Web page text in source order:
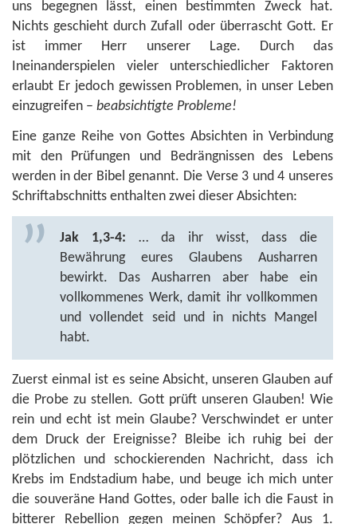
uns begegnen lässt, einen bestimmten Zweck hat.
Nichts geschieht durch Zufall oder überrascht Gott. Er
ist immer Herr unserer Lage. Durch das
Ineinanderspielen vieler unterschiedlicher Faktoren
erlaubt Er jedoch gewissen Problemen, in unser Leben
einzugreifen – beabsichtigte Probleme!
Eine ganze Reihe von Gottes Absichten in Verbindung
mit den Prüfungen und Bedrängnissen des Lebens
werden in der Bibel genannt. Die Verse 3 und 4 unseres
Schriftabschnitts enthalten zwei dieser Absichten:
Jak 1,3-4: … da ihr wisst, dass die
Bewährung eures Glaubens Ausharren
bewirkt. Das Ausharren aber habe ein
vollkommenes Werk, damit ihr vollkommen
und vollendet seid und in nichts Mangel
habt.
Zuerst einmal ist es seine Absicht, unseren Glauben auf
die Probe zu stellen. Gott prüft unseren Glauben! Wie
rein und echt ist mein Glaube? Verschwindet er unter
dem Druck der Ereignisse? Bleibe ich ruhig bei der
plötzlichen und schockierenden Nachricht, dass ich
Krebs im Endstadium habe, und beuge ich mich unter
die souveräne Hand Gottes, oder balle ich die Faust in
bitterer Rebellion gegen meinen Schöpfer? Aus 1.